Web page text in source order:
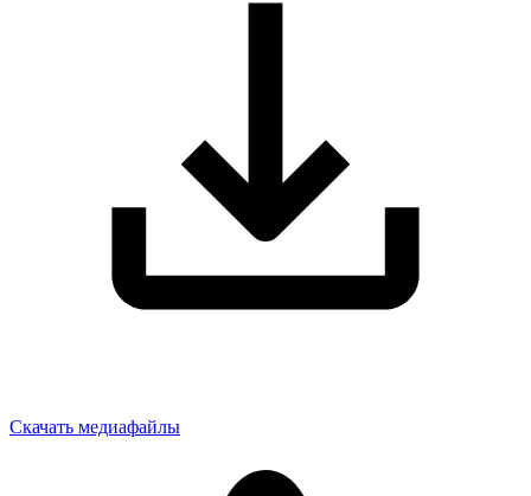
Скачать медиафайлы